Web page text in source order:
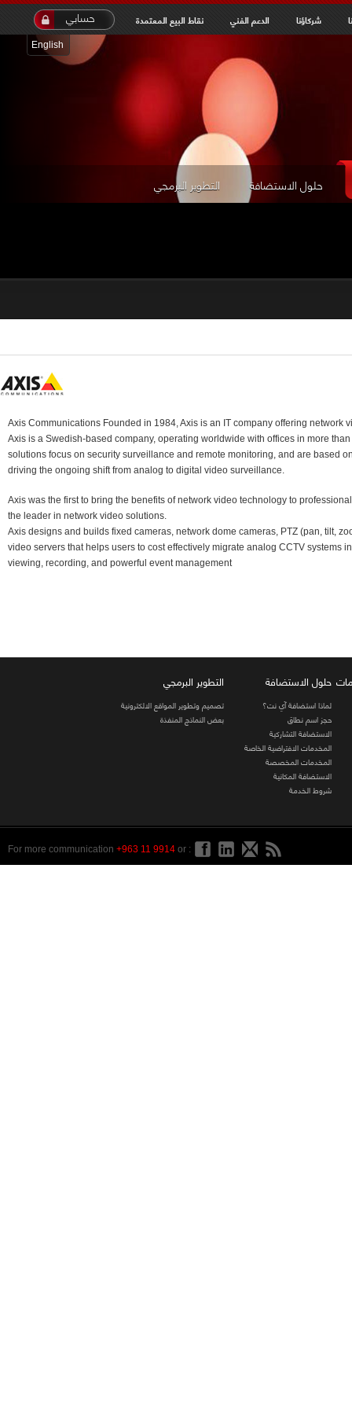
inet شركاؤنا الدعم الفني نقاط البيع المعتمدة حسابي
English
حلول الاستضافة التطوير البرمجي
Axis Communications Founded in 1984, Axis is an IT company offering
Axis is a Swedish-based company, operating worldwide with offices in
solutions focus on security surveillance and remote monitoring, and are
driving the ongoing shift from analog to digital video surveillance.
Axis was the first to bring the benefits of network video technology to
the leader in network video solutions.
Axis designs and builds fixed cameras, network dome cameras, PTZ (pan,
video servers that helps users to cost effectively migrate analog CCTV
viewing, recording, and powerful event management
حلول الاستضافة
لماذا استضافة آي نت؟
حجز اسم نطاق
الاستضافة التشاركية
المخدمات الافتراضية الخاصة
المخدمات المخصصة
الاستضافة المكانية
شروط الخدمة
التطوير البرمجي
تصميم وتطوير المواقع الالكترونية
بعض النماذج المنفذة
For more communication+963 11 9914 or :